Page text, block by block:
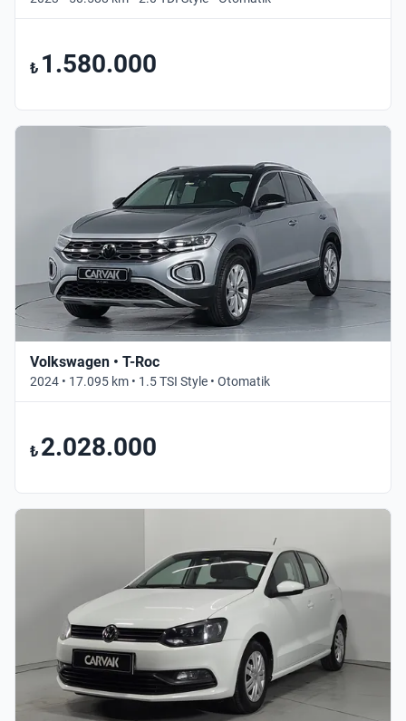
₺ 1.580.000
Volkswagen • T-Roc
2024 • 17.095 km • 1.5 TSI Style • Otomatik
₺ 2.028.000